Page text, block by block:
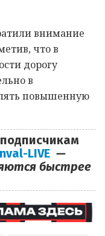
внимание
что в
дорогу
в
повышенную
LIVE —
быстрее